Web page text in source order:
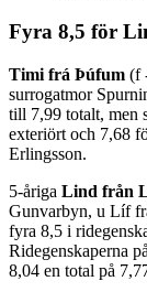
Fyra 8,5 för
Timi frá Þúfum (f
surrogatmor
till 7,99 totalt, men
exteriört och 7,68
Erlingsson.
5-åriga Lind från
Gunvarbyn, u Líf
fyra 8,5 i
Ridegenskaperna
8,04 en total på